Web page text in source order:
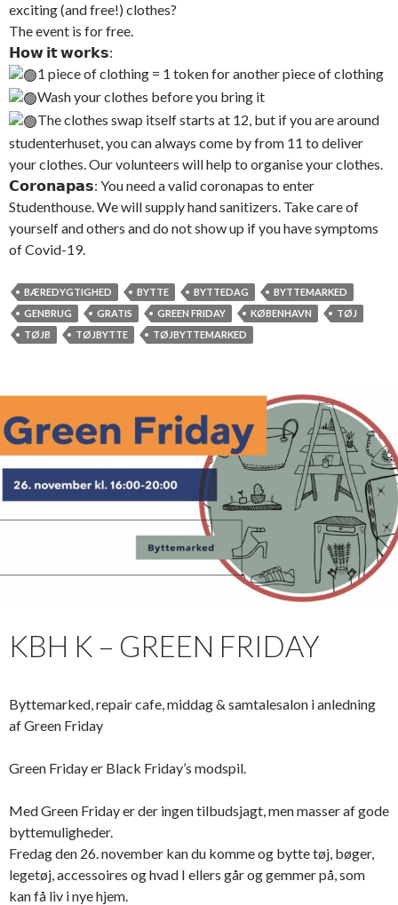
exciting (and free!) clothes?
The event is for free.
𝗛𝗼𝘄 𝗶𝘁 𝘄𝗼𝗿𝗸𝘀:
1 piece of clothing = 1 token for another piece of clothing
Wash your clothes before you bring it
The clothes swap itself starts at 12, but if you are around
studenterhuset, you can always come by from 11 to deliver
your clothes. Our volunteers will help to organise your clothes.
𝗖𝗼𝗿𝗼𝗻𝗮𝗽𝗮𝘀: You need a valid coronapas to enter
Studenthouse. We will supply hand sanitizers. Take care of
yourself and others and do not show up if you have symptoms
of Covid-19.
BÆREDYGTIGHED BYTTE BYTTEDAG
BYTTEMARKED
GENBRUG
GRATIS GREEN FRIDAY KØBENHAVN
TØJ
TØJB
TØJBYTTE TØJBYTTEMARKED
KBH K – GREEN FRIDAY
Byttemarked, repair cafe, middag & samtalesalon i anledning
af Green Friday
Green Friday er Black Friday’s modspil.
Med Green Friday er der ingen tilbudsjagt, men masser af gode
byttemuligheder.
Fredag den 26. november kan du komme og bytte tøj, bøger,
legetøj, accessoires og hvad I ellers går og gemmer på, som
kan få liv i nye hjem.